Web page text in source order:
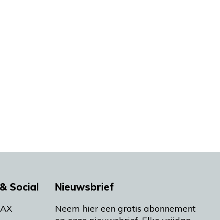
Social Nieuwsbrief
Neem hier een gratis abonnement